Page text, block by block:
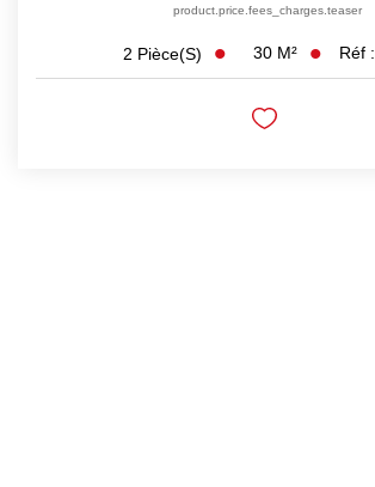
product.price.fees_charges.teaser
2 Pièce(s) 30 M² Réf :